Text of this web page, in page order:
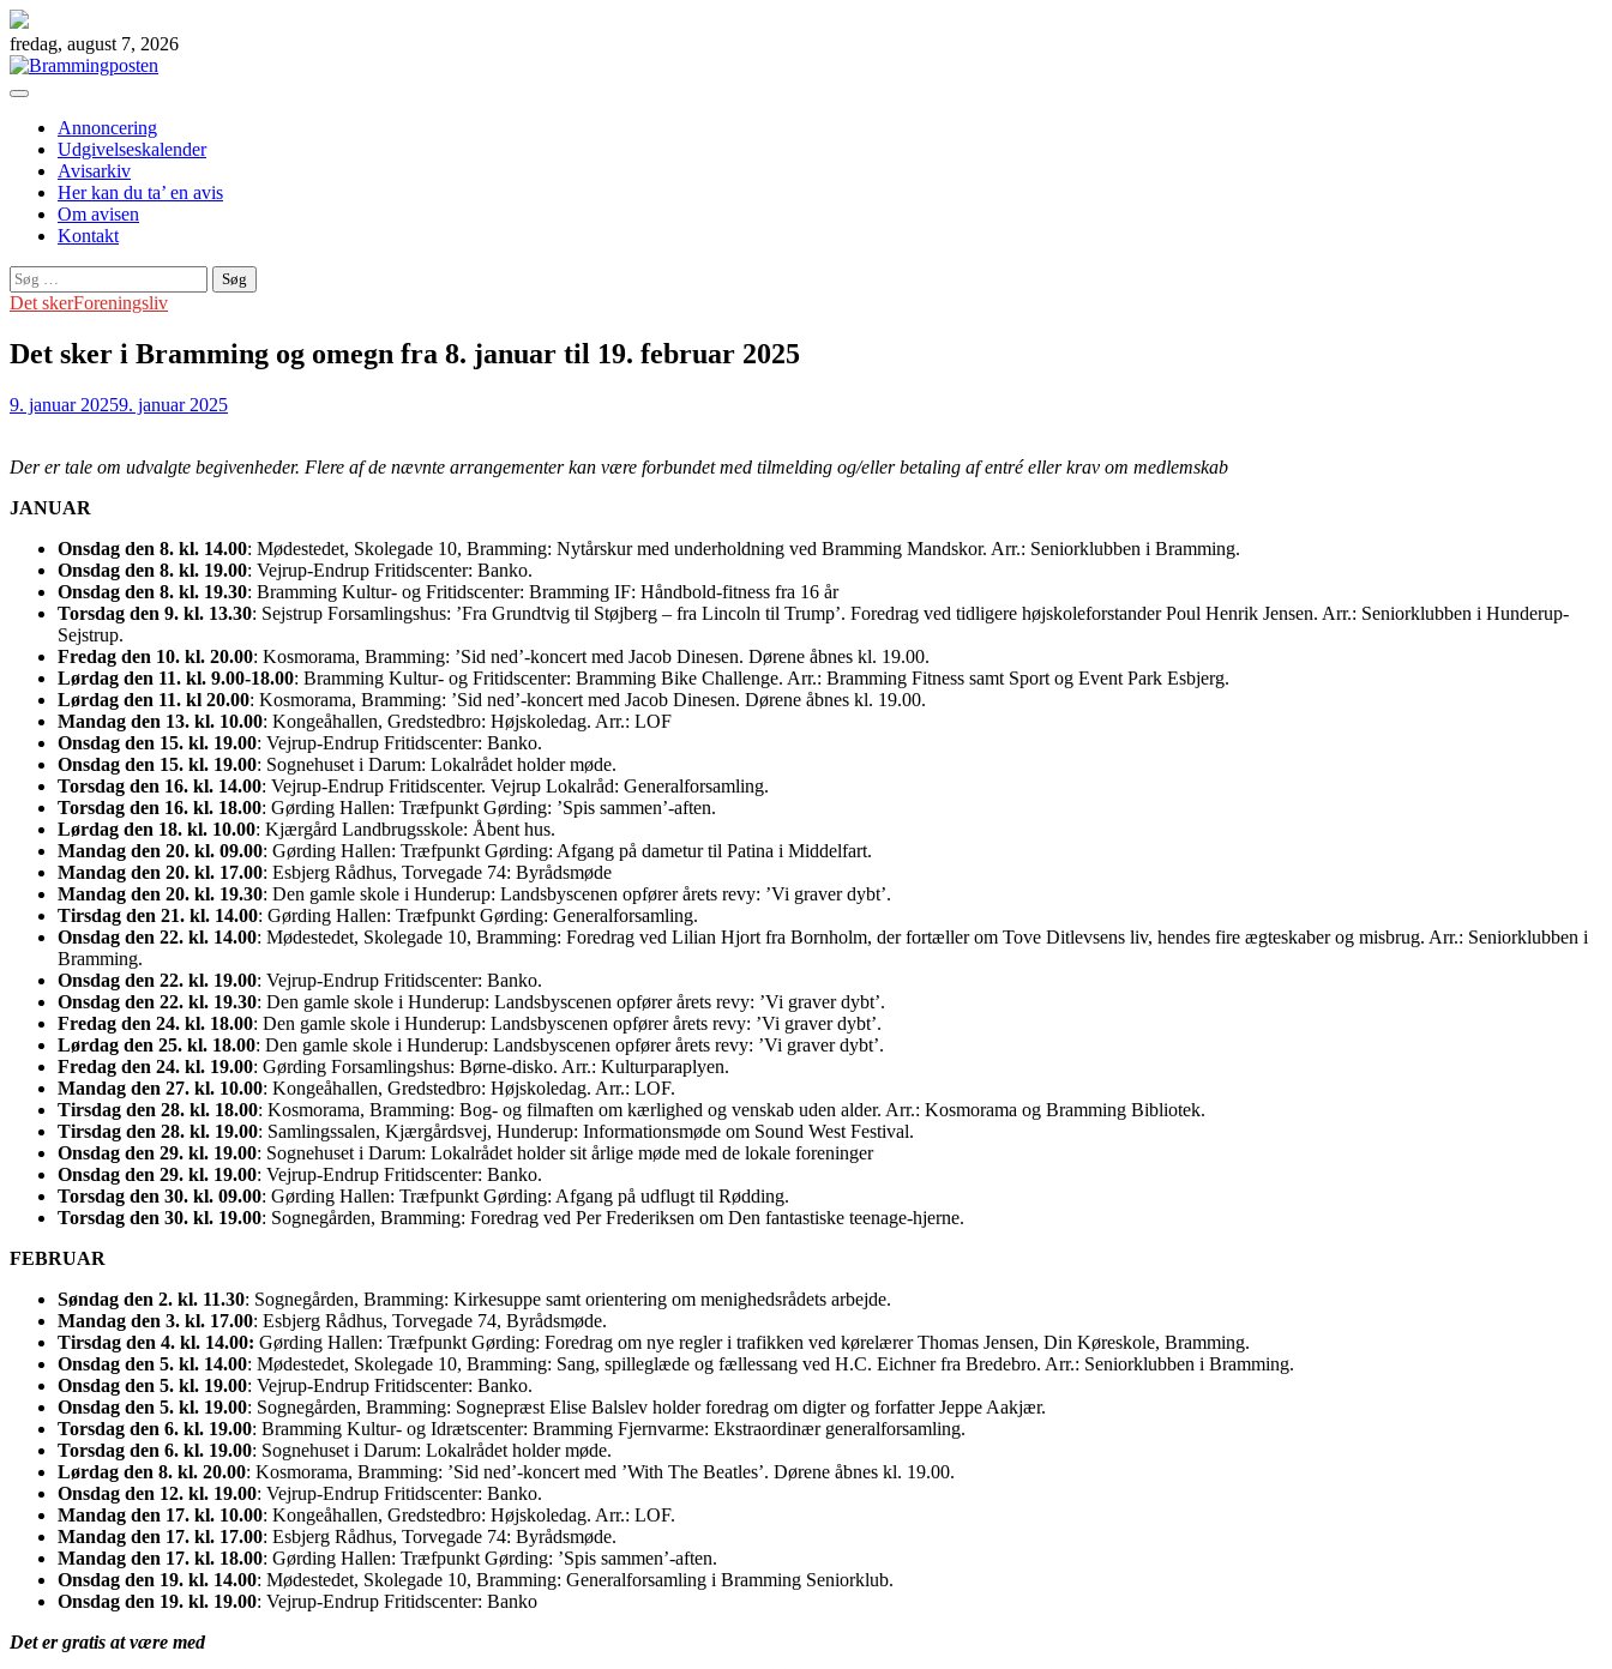
Skip
to
content
fredag, august 7, 2026
Annoncering
Udgivelseskalender
Avisarkiv
Her kan du ta’ en avis
Om avisen
Kontakt
Søg
efter:
Det skerForeningsliv
Det sker i Bramming og omegn fra 8. januar til 19. februar 2025
9. januar 20259. januar 2025
Der er tale om udvalgte begivenheder. Flere af de nævnte arrangementer kan være forbundet med tilmelding og/eller betaling af entré eller krav om medlemskab
JANUAR
Onsdag den 8. kl. 14.00: Mødestedet, Skolegade 10, Bramming: Nytårskur med underholdning ved Bramming Mandskor. Arr.: Seniorklubben i Bramming.
Onsdag den 8. kl. 19.00: Vejrup-Endrup Fritidscenter: Banko.
Onsdag den 8. kl. 19.30: Bramming Kultur- og Fritidscenter: Bramming IF: Håndbold-fitness fra 16 år
Torsdag den 9. kl. 13.30: Sejstrup Forsamlingshus: ’Fra Grundtvig til Støjberg – fra Lincoln til Trump’. Foredrag ved tidligere højskoleforstander Poul Henrik Jensen. Arr.: Seniorklubben i Hunderup-
Sejstrup.
Fredag den 10. kl. 20.00: Kosmorama, Bramming: ’Sid ned’-koncert med Jacob Dinesen. Dørene åbnes kl. 19.00.
Lørdag den 11. kl. 9.00-18.00: Bramming Kultur- og Fritidscenter: Bramming Bike Challenge. Arr.: Bramming Fitness samt Sport og Event Park Esbjerg.
Lørdag den 11. kl 20.00: Kosmorama, Bramming: ’Sid ned’-koncert med Jacob Dinesen. Dørene åbnes kl. 19.00.
Mandag den 13. kl. 10.00: Kongeåhallen, Gredstedbro: Højskoledag. Arr.: LOF
Onsdag den 15. kl. 19.00: Vejrup-Endrup Fritidscenter: Banko.
Onsdag den 15. kl. 19.00: Sognehuset i Darum: Lokalrådet holder møde.
Torsdag den 16. kl. 14.00: Vejrup-Endrup Fritidscenter. Vejrup Lokalråd: Generalforsamling.
Torsdag den 16. kl. 18.00: Gørding Hallen: Træfpunkt Gørding: ’Spis sammen’-aften.
Lørdag den 18. kl. 10.00: Kjærgård Landbrugsskole: Åbent hus.
Mandag den 20. kl. 09.00: Gørding Hallen: Træfpunkt Gørding: Afgang på dametur til Patina i Middelfart.
Mandag den 20. kl. 17.00: Esbjerg Rådhus, Torvegade 74: Byrådsmøde
Mandag den 20. kl. 19.30: Den gamle skole i Hunderup: Landsbyscenen opfører årets revy: ’Vi graver dybt’.
Tirsdag den 21. kl. 14.00: Gørding Hallen: Træfpunkt Gørding: Generalforsamling.
Onsdag den 22. kl. 14.00: Mødestedet, Skolegade 10, Bramming: Foredrag ved Lilian Hjort fra Bornholm, der fortæller om Tove Ditlevsens liv, hendes fire ægteskaber og misbrug. Arr.: Seniorklubben i
Bramming.
Onsdag den 22. kl. 19.00: Vejrup-Endrup Fritidscenter: Banko.
Onsdag den 22. kl. 19.30: Den gamle skole i Hunderup: Landsbyscenen opfører årets revy: ’Vi graver dybt’.
Fredag den 24. kl. 18.00: Den gamle skole i Hunderup: Landsbyscenen opfører årets revy: ’Vi graver dybt’.
Lørdag den 25. kl. 18.00: Den gamle skole i Hunderup: Landsbyscenen opfører årets revy: ’Vi graver dybt’.
Fredag den 24. kl. 19.00: Gørding Forsamlingshus: Børne-disko. Arr.: Kulturparaplyen.
Mandag den 27. kl. 10.00: Kongeåhallen, Gredstedbro: Højskoledag. Arr.: LOF.
Tirsdag den 28. kl. 18.00: Kosmorama, Bramming: Bog- og filmaften om kærlighed og venskab uden alder. Arr.: Kosmorama og Bramming Bibliotek.
Tirsdag den 28. kl. 19.00: Samlingssalen, Kjærgårdsvej, Hunderup: Informationsmøde om Sound West Festival.
Onsdag den 29. kl. 19.00: Sognehuset i Darum: Lokalrådet holder sit årlige møde med de lokale foreninger
Onsdag den 29. kl. 19.00: Vejrup-Endrup Fritidscenter: Banko.
Torsdag den 30. kl. 09.00: Gørding Hallen: Træfpunkt Gørding: Afgang på udflugt til Rødding.
Torsdag den 30. kl. 19.00: Sognegården, Bramming: Foredrag ved Per Frederiksen om Den fantastiske teenage-hjerne.
FEBRUAR
Søndag den 2. kl. 11.30: Sognegården, Bramming: Kirkesuppe samt orientering om menighedsrådets arbejde.
Mandag den 3. kl. 17.00: Esbjerg Rådhus, Torvegade 74, Byrådsmøde.
Tirsdag den 4. kl. 14.00: Gørding Hallen: Træfpunkt Gørding: Foredrag om nye regler i trafikken ved kørelærer Thomas Jensen, Din Køreskole, Bramming.
Onsdag den 5. kl. 14.00: Mødestedet, Skolegade 10, Bramming: Sang, spilleglæde og fællessang ved H.C. Eichner fra Bredebro. Arr.: Seniorklubben i Bramming.
Onsdag den 5. kl. 19.00: Vejrup-Endrup Fritidscenter: Banko.
Onsdag den 5. kl. 19.00: Sognegården, Bramming: Sognepræst Elise Balslev holder foredrag om digter og forfatter Jeppe Aakjær.
Torsdag den 6. kl. 19.00: Bramming Kultur- og Idrætscenter: Bramming Fjernvarme: Ekstraordinær generalforsamling.
Torsdag den 6. kl. 19.00: Sognehuset i Darum: Lokalrådet holder møde.
Lørdag den 8. kl. 20.00: Kosmorama, Bramming: ’Sid ned’-koncert med ’With The Beatles’. Dørene åbnes kl. 19.00.
Onsdag den 12. kl. 19.00: Vejrup-Endrup Fritidscenter: Banko.
Mandag den 17. kl. 10.00: Kongeåhallen, Gredstedbro: Højskoledag. Arr.: LOF.
Mandag den 17. kl. 17.00: Esbjerg Rådhus, Torvegade 74: Byrådsmøde.
Mandag den 17. kl. 18.00: Gørding Hallen: Træfpunkt Gørding: ’Spis sammen’-aften.
Onsdag den 19. kl. 14.00: Mødestedet, Skolegade 10, Bramming: Generalforsamling i Bramming Seniorklub.
Onsdag den 19. kl. 19.00: Vejrup-Endrup Fritidscenter: Banko
Det er gratis at være med